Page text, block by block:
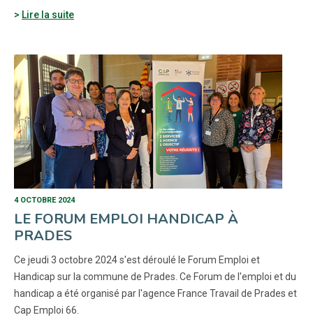
Lire la suite
4 OCTOBRE 2024
LE FORUM EMPLOI HANDICAP À
PRADES
Ce jeudi 3 octobre 2024 s'est déroulé le Forum Emploi et
Handicap sur la commune de Prades. Ce Forum de l'emploi et du
handicap a été organisé par l'agence France Travail de Prades et
Cap Emploi 66.